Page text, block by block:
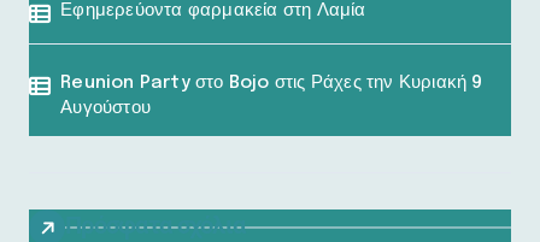
Εφημερεύοντα φαρμακεία στη Λαμία
Reunion Party στο Bojo στις Ράχες την Κυριακή 9
Αυγούστου
Πρόσφατα σχόλια